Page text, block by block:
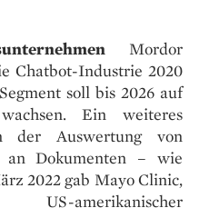
Mordor
Chatbot-Industrie 2020
soll bis 2026 auf
Ein weiteres
der Auswertung von
an Dokumenten – wie
2022 gab Mayo Clinic,
amerikanischer